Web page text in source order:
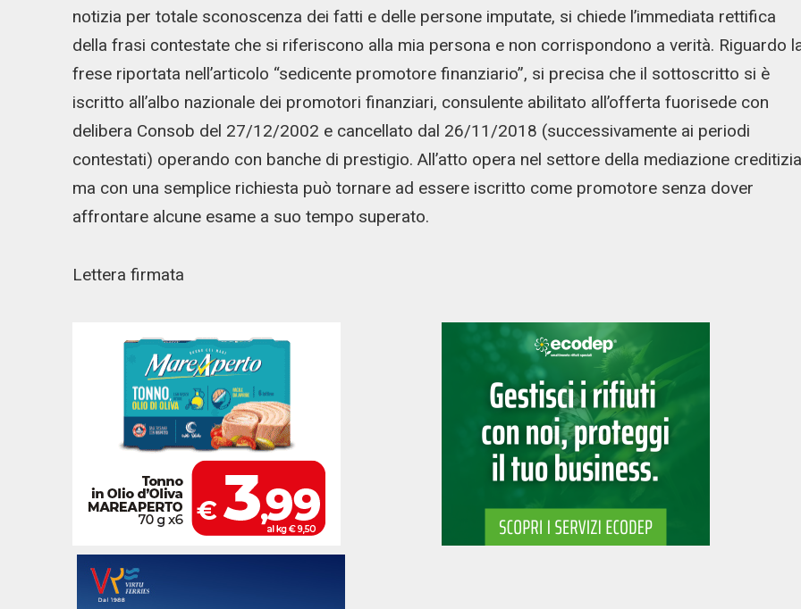
notizia per totale sconoscenza dei fatti e delle persone imputate, si chiede l’immediata rettifica
della frasi contestate che si riferiscono alla mia persona e non corrispondono a verità. Riguardo
frese riportata nell’articolo “sedicente promotore finanziario”, si precisa che il sottoscritto si è
iscritto all’albo nazionale dei promotori finanziari, consulente abilitato all’offerta fuorisede con
delibera Consob del 27/12/2002 e cancellato dal 26/11/2018 (successivamente ai periodi
contestati) operando con banche di prestigio. All’atto opera nel settore della mediazione
ma con una semplice richiesta può tornare ad essere iscritto come promotore senza dover
affrontare alcune esame a suo tempo superato.
Lettera firmata